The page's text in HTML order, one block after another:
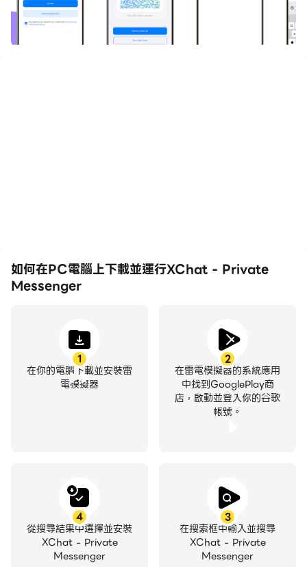
如何在PC電腦上下載並運行XChat - Private
Messenger
1
在你的電腦下載並安裝雷
電模擬器
2
在雷電模擬器的系統應用
中找到GooglePlay商
店，啟動並登入你的谷歌
帳號。
3
在搜索框中輸入並搜尋
XChat - Private
Messenger
4
從搜尋結果中選擇並安裝
XChat - Private
Messenger